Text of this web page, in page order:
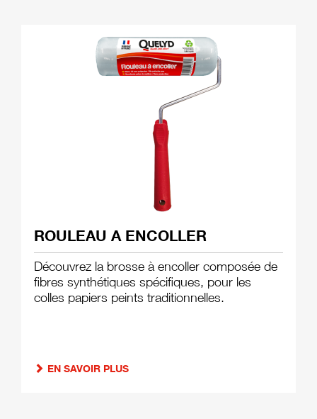
ROULEAU A ENCOLLER
Découvrez la brosse à encoller composée de
fibres synthétiques spécifiques, pour les
colles papiers peints traditionnelles.
EN SAVOIR PLUS